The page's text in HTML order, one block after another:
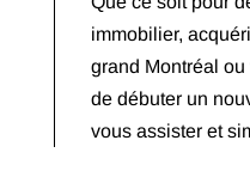
immobilier,
grand Montréal
de débuter un
vous assister et